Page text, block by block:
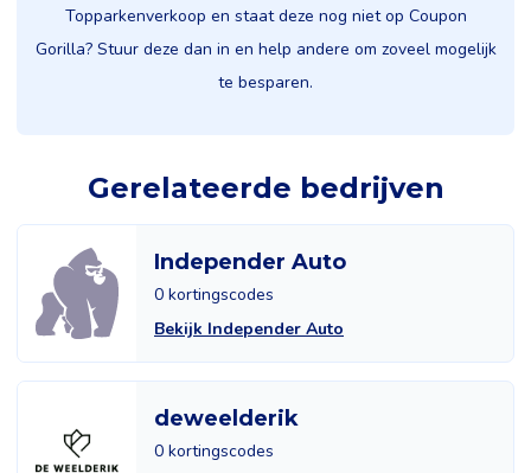
Topparkenverkoop en staat deze nog niet op Coupon
Gorilla? Stuur deze dan in en help andere om zoveel mogelijk
te besparen.
Gerelateerde bedrijven
Independer Auto
0 kortingscodes
Bekijk Independer Auto
deweelderik
0 kortingscodes